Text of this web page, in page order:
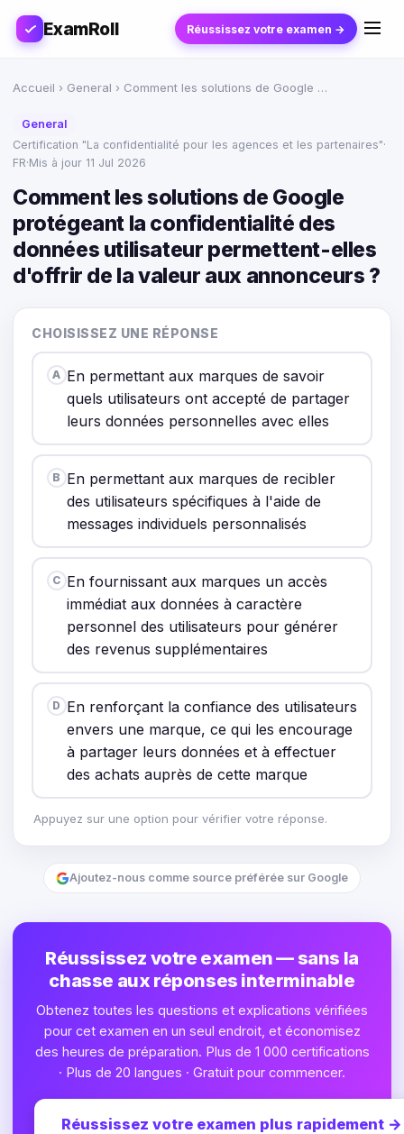
ExamRoll Réussissez votre examen →
Accueil › General › Comment les solutions de Google …
General
Certification "La confidentialité pour les agences et les partenaires"·
FR·Mis à jour 11 Jul 2026
Comment les solutions de Google
protégeant la confidentialité des
données utilisateur permettent-elles
d'offrir de la valeur aux annonceurs ?
CHOISISSEZ UNE RÉPONSE
A En permettant aux marques de savoir
quels utilisateurs ont accepté de partager
leurs données personnelles avec elles
B En permettant aux marques de recibler
des utilisateurs spécifiques à l'aide de
messages individuels personnalisés
C En fournissant aux marques un accès
immédiat aux données à caractère
personnel des utilisateurs pour générer
des revenus supplémentaires
D En renforçant la confiance des utilisateurs
envers une marque, ce qui les encourage
à partager leurs données et à effectuer
des achats auprès de cette marque
Appuyez sur une option pour vérifier votre réponse.
Ajoutez-nous comme source préférée sur Google
Réussissez votre examen — sans la
chasse aux réponses interminable
Obtenez toutes les questions et explications vérifiées
pour cet examen en un seul endroit, et économisez
des heures de préparation. Plus de 1 000 certifications
· Plus de 20 langues · Gratuit pour commencer.
Réussissez votre examen plus rapidement →